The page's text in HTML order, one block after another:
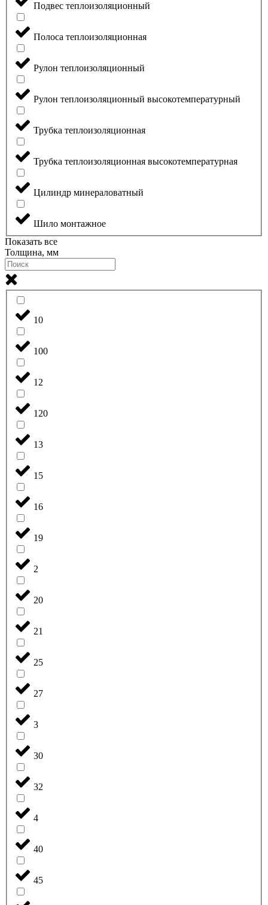
Подвес теплоизоляционный
Полоса теплоизоляционная
Рулон теплоизоляционный
Рулон теплоизоляционный высокотемпературный
Трубка теплоизоляционная
Трубка теплоизоляционная высокотемпературная
Цилиндр минераловатный
Шило монтажное
Показать все
Толщина, мм
10
100
12
120
13
15
16
19
2
20
21
25
27
3
30
32
4
40
45